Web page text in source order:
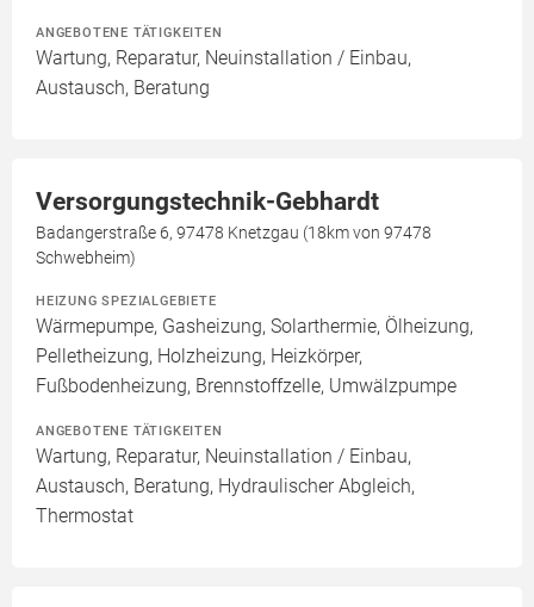
ANGEBOTENE TÄTIGKEITEN
Wartung, Reparatur, Neuinstallation / Einbau,
Austausch, Beratung
Versorgungstechnik-Gebhardt
Badangerstraße 6, 97478 Knetzgau (18km von 97478
Schwebheim)
HEIZUNG SPEZIALGEBIETE
Wärmepumpe, Gasheizung, Solarthermie, Ölheizung,
Pelletheizung, Holzheizung, Heizkörper,
Fußbodenheizung, Brennstoffzelle, Umwälzpumpe
ANGEBOTENE TÄTIGKEITEN
Wartung, Reparatur, Neuinstallation / Einbau,
Austausch, Beratung, Hydraulischer Abgleich,
Thermostat